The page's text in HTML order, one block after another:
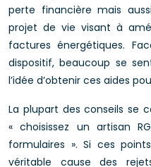
perte financière mais
projet de vie visant à
factures énergétiques.
dispositif, beaucoup se
l’idée d’obtenir ces aides
La plupart des conseils se
« choisissez un artisan
formulaires ». Si ces
véritable cause des